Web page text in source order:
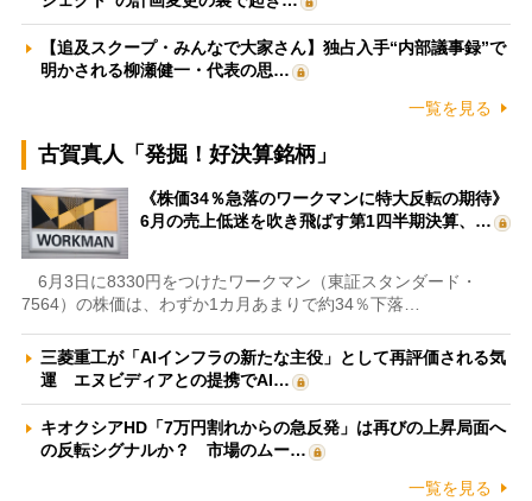
【追及スクープ・みんなで大家さん】独占入手“内部議事録”で
明かされる柳瀬健一・代表の思…
一覧を見る
古賀真人「発掘！好決算銘柄」
《株価34％急落のワークマンに特大反転の期待》
6月の売上低迷を吹き飛ばす第1四半期決算、…
6月3日に8330円をつけたワークマン（東証スタンダード・
7564）の株価は、わずか1カ月あまりで約34％下落…
三菱重工が「AIインフラの新たな主役」として再評価される気
運 エヌビディアとの提携でAI…
キオクシアHD「7万円割れからの急反発」は再びの上昇局面へ
の反転シグナルか？ 市場のムー…
一覧を見る